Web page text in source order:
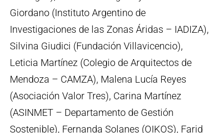
Giordano (Instituto Argentino de
Investigaciones de las Zonas Áridas – IADIZA),
Silvina Giudici (Fundación Villavicencio),
Leticia Martínez (Colegio de Arquitectos de
Mendoza – CAMZA), Malena Lucía Reyes
(Asociación Valor Tres), Carina Martínez
(ASINMET – Departamento de Gestión
Sostenible), Fernanda Solanes (OIKOS), Farid